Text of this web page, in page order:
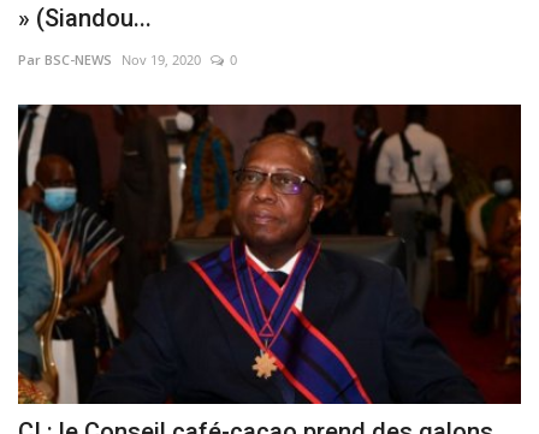
» (Siandou...
Par BSC-NEWS Nov 19, 2020 0